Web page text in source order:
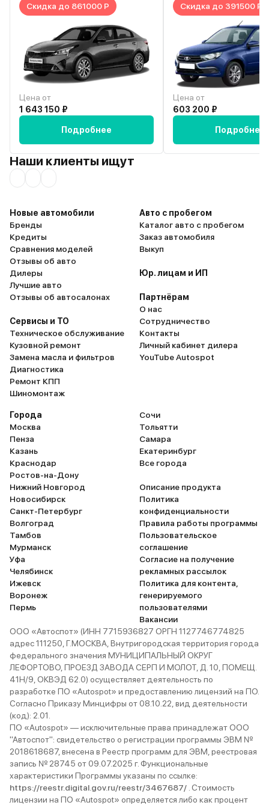
– Granta Sport отличный выбор.
простительно. Granta
отличный вариант для
хочет получить
вождения за разумные
Да, есть свои
плюсы их
Рекомендую тем, кто
"механике" и ценит
стиль вождения.
Скидка до 861000 Р
Цена от
1 643 150 ₽
Подробнее
Скидка до 391500 Р
Цена от
603 200 ₽
Подробнее
Наши клиенты ищут
Новые автомобили
Бренды
Кредиты
Сравнения моделей
Отзывы об авто
Дилеры
Лучшие авто
Отзывы об автосалонах
Сервисы и ТО
Техническое обслуживание
Кузовной ремонт
Замена масла и фильтров
Диагностика
Ремонт КПП
Шиномонтаж
Авто с пробегом
Каталог авто с пробегом
Заказ автомобиля
Выкуп
Юр. лицам и ИП
Партнёрам
О нас
Сотрудничество
Контакты
Личный кабинет дилера
YouTube Autospot
Города
Москва
Пенза
Казань
Краснодар
Ростов-на-Дону
Нижний Новгород
Новосибирск
Санкт-Петербург
Волгоград
Тамбов
Мурманск
Уфа
Челябинск
Ижевск
Воронеж
Пермь
Сочи
Тольятти
Самара
Екатеринбург
Все города
Описание продукта
Политика
конфиденциальности
Правила работы программы
Пользовательское
соглашение
Согласие на получение
рекламных рассылок
Политика для контента,
генерируемого
пользователями
Вакансии
ООО «Автоспот» (ИНН 7715936827 ОРГН 1127746774825
адрес 111250, Г.МОСКВА, Внутригородская территория города
федерального значения МУНИЦИПАЛЬНЫЙ ОКРУГ
ЛЕФОРТОВО, ПРОЕЗД ЗАВОДА СЕРП И МОЛОТ, Д. 10, ПОМЕЩ.
41Н/9, ОКВЭД 62.0) осуществляет деятельность по
разработке ПО «Autospot» и предоставлению лицензий на ПО.
Согласно Приказу Минцифры от 08.10.22, вид деятельности
(код): 2.01.
ПО «Autospot» — исключительные права принадлежат ООО
"Автоспот": свидетельство о регистрации программы ЭВМ №
2018618687, внесена в Реестр программ для ЭВМ, реестровая
запись № 28745 от 09.07.2025 г. Функциональные
характеристики Программы указаны по ссылке:
https://reestr.digital.gov.ru/reestr/3467687/ . Стоимость
лицензии на ПО «Autospot» определяется либо как процент